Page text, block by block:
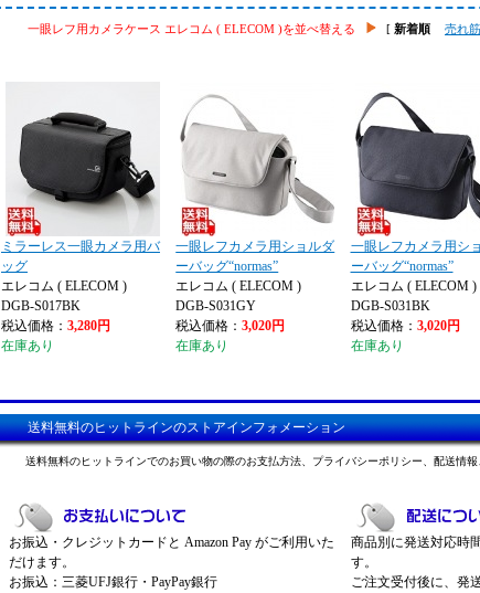
一眼レフ用カメラケース エレコム ( ELECOM )を並べ替える [ 新着順 売れ
ミラーレス一眼カメラ用バ
ッグ
エレコム ( ELECOM )
DGB-S017BK
税込価格： 3,280円
在庫あり
一眼レフカメラ用ショルダ
ーバッグ“normas”
エレコム ( ELECOM )
DGB-S031GY
税込価格：3,020円
在庫あり
一眼レフカメラ用シ
ーバッグ“normas”
エレコム ( ELECOM )
DGB-S031BK
税込価格： 3,020円
在庫あり
送料無料のヒットラインのストアインフォメーション
送料無料のヒットラインでのお買い物の際のお支払方法、プライバシーポリシー、配送情報
お振込・クレジットカードと Amazon Pay がご利用いた
だけます。
お振込：三菱UFJ銀行・PayPay銀行
商品別に発送対応時
す。
ご注文受付後に、発